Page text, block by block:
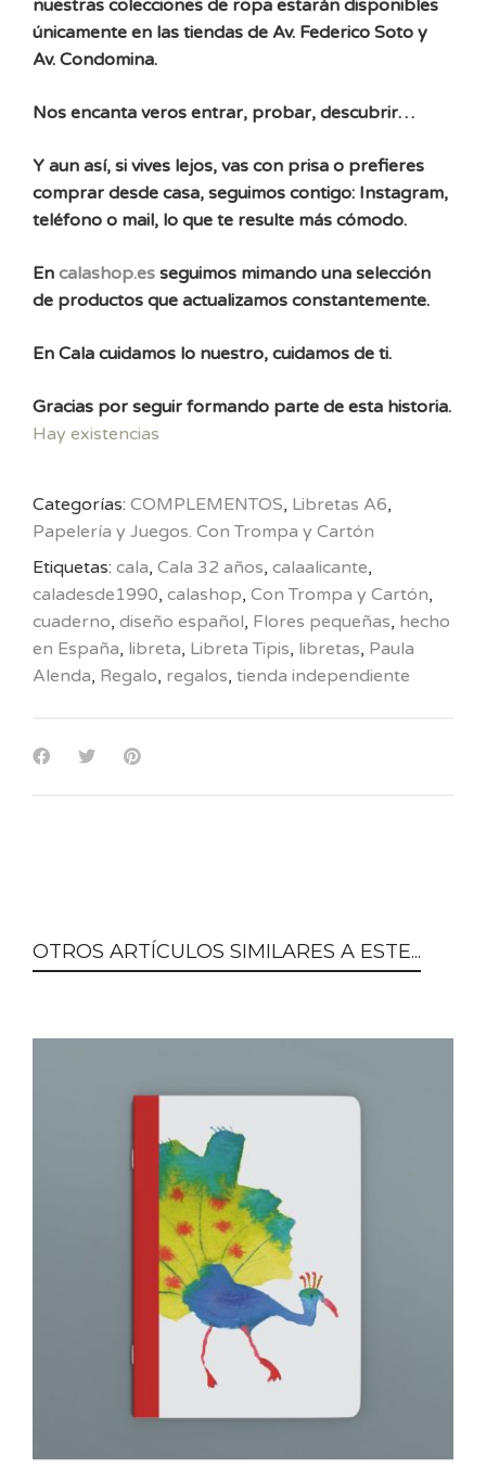
nuestras colecciones de ropa estarán disponibles
únicamente en las tiendas de Av. Federico Soto y
Av. Condomina.
Nos encanta veros entrar, probar, descubrir…
Y aun así, si vives lejos, vas con prisa o prefieres
comprar desde casa, seguimos contigo: Instagram,
teléfono o mail, lo que te resulte más cómodo.
En calashop.es seguimos mimando una selección
de productos que actualizamos constantemente.
En Cala cuidamos lo nuestro, cuidamos de ti.
Gracias por seguir formando parte de esta historia.
Hay existencias
Categorías: COMPLEMENTOS, Libretas A6,
Papelería y Juegos. Con Trompa y Cartón
Etiquetas: cala, Cala 32 años, calaalicante,
caladesde1990, calashop, Con Trompa y Cartón,
cuaderno, diseño español, Flores pequeñas, hecho
en España, libreta, Libreta Tipis, libretas, Paula
Alenda, Regalo, regalos, tienda independiente
OTROS ARTÍCULOS SIMILARES A ESTE...